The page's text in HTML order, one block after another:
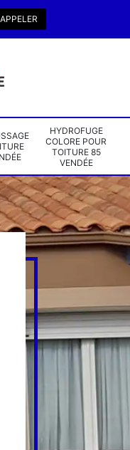
HYDROFUGE
COLORE POUR
TOITURE 85
VENDÉE